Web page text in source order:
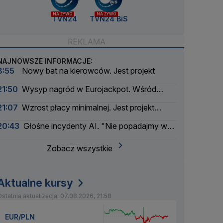
NA ŻYWO
TVN24
NA ŻYWO
TVN24 BiS
INFORMACJE:
Nowy bat na kierowców. Jest projekt
Wysyp nagród w Eurojackpot. Wśród
Wzrost płacy minimalnej. Jest projekt
Głośne incydenty AI. "Nie popadajmy w
Zobacz wszystkie
kursy
aktualizacja: 07.08.2026, 21:58
EUR/PLN